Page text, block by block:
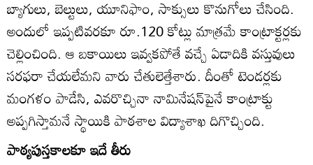
బ్యాగులు, బెల్టులు, యూనిఫాం, సాక్సులు కొనుగోలు చేసింది.
అందులో ఇప్పటివరకూ రూ.120 కోట్లు మాత్రమే కాంట్రాక్టర్లకు
చెల్లించింది. ఆ బకాయిలు ఇవ్వకపోతే వచ్చే ఏడాదికి వస్తువులు
సరఫరా చేయలేమని వారు చేతులెత్తేశారు. దీంతో టెండర్లకు
మంగళం పాడేసి, ఎవరొచ్చినా నామినేషన్‌పైనే కాంట్రాక్టు
అప్పగిస్తామనే స్థాయికి పాఠశాల విద్యాశాఖ దిగొచ్చింది.
పాఠ్యపుస్తకాలకూ ఇదే తీరు